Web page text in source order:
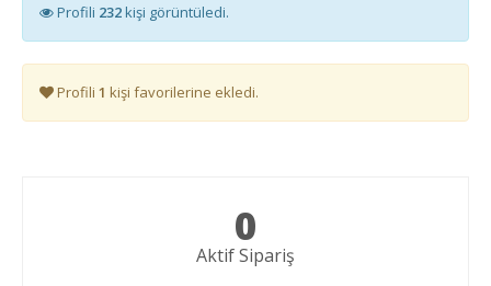
Profili 232kişi görüntüledi.
Profili 1 kişi favorilerine ekledi.
0
Aktif Sipariş